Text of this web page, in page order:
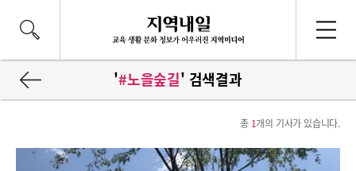
'#노을숲길' 검색결과
총 1개의 기사가 있습니다.